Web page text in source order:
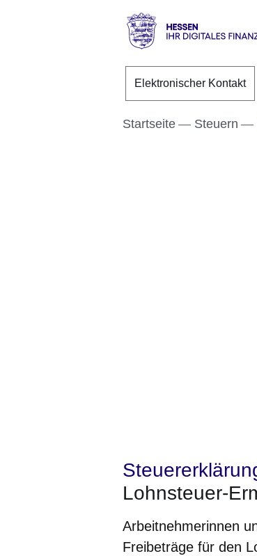
Direkt zum
Direkt zum
Direkt zum
Ihr
Finanzamt
Elektronischer Kontakt
Startseite Steuern
Lohnsteuer-
Arbeitnehmerinnen
Freibeträge für den